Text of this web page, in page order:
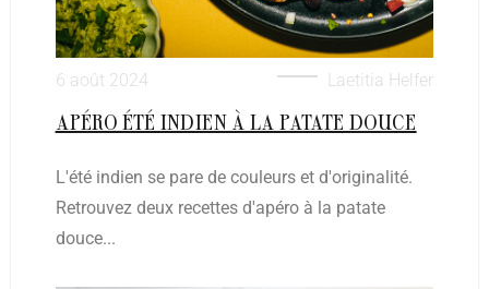
6 août 2024 Laetitia Helfer
APÉRO ÉTÉ INDIEN À LA PATATE DOUCE
L'été indien se pare de couleurs et d'originalité.
Retrouvez deux recettes d'apéro à la patate
douce...